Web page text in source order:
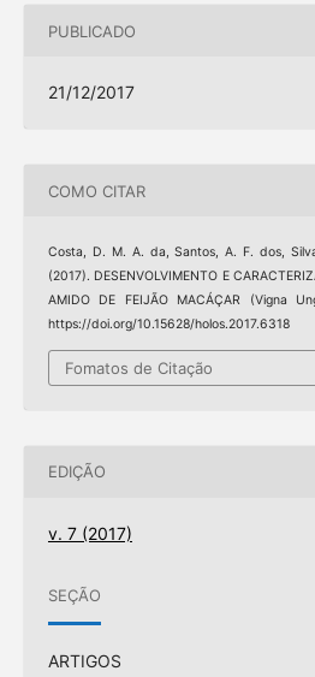
PUBLICADO
21/12/2017
COMO CITAR
Costa, D. M. A. da, Santos, A. F. dos,
(2017). DESENVOLVIMENTO E
AMIDO DE FEIJÃO MACÁÇAR (Vigna
https://doi.org/10.15628/holos.2017.6318
Fomatos de Citação
EDIÇÃO
v. 7 (2017)
SEÇÃO
ARTIGOS